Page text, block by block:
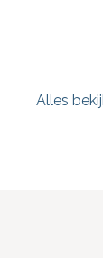
Alles